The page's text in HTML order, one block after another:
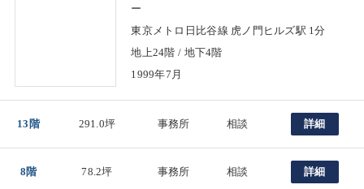
ー
東京メトロ日比谷線 虎ノ門ヒルズ駅 1分
地上24階 / 地下4階
1999年7月
13階 291.0坪 事務所 相談 詳細
8階 78.2坪 事務所 相談 詳細